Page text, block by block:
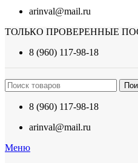
arinval@mail.ru
ТОЛЬКО ПРОВЕРЕННЫЕ
8 (960) 117-98-18
8 (960) 117-98-18
arinval@mail.ru
Меню